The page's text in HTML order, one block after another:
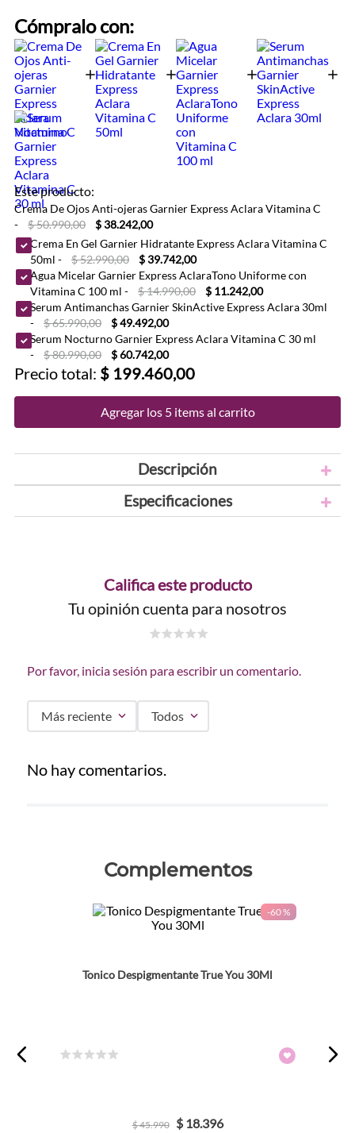
Cómpralo con:
Este producto:
Crema De Ojos Anti-ojeras Garnier Express Aclara Vitamina C
-
$ 50.990,00
$ 38.242,00
Crema En Gel Garnier Hidratante Express Aclara Vitamina C
50ml - $ 52.990,00
$ 39.742,00
Agua Micelar Garnier Express AclaraTono Uniforme con
Vitamina C 100 ml - $ 14.990,00
$ 11.242,00
Serum Antimanchas Garnier SkinActive Express Aclara 30ml
-
$ 65.990,00
$ 49.492,00
Serum Nocturno Garnier Express Aclara Vitamina C 30 ml
-
$ 80.990,00 $ 60.742,00
Precio total: $ 199.460,00
Agregar los 5 items al carrito
Descripción
Especificaciones
Califica este producto
Tu opinión cuenta para nosotros
Por favor, inicia sesión para escribir un comentario.
Más reciente Todos
No hay comentarios.
Complementos
-60 %
Tonico Despigmentante True You 30Ml
$45.990 $ 18.396